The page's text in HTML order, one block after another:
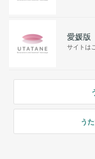
愛媛版
サイトは
う